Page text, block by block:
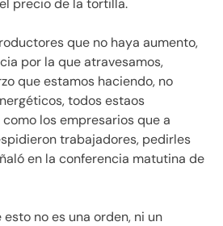
precio de la tortilla.
que no haya aumento,
por la que atravesamos,
que estamos haciendo, no
todos estaos
los empresarios que a
trabajadores, pedirles
en la conferencia matutina de
no es una orden, ni un